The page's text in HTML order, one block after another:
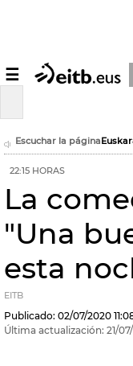
☰
Escuchar la página
22:15 HORAS
La
"Una
esta
EITB
Publicado: 02/07/2020
Última actualización: 21/